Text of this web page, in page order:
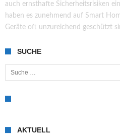
auch ernsthafte Sicherheitsrisiken
haben es zunehmend auf Smart
Geräte oft unzureichend geschützt
SUCHE
Suche nach:
AKTUELL